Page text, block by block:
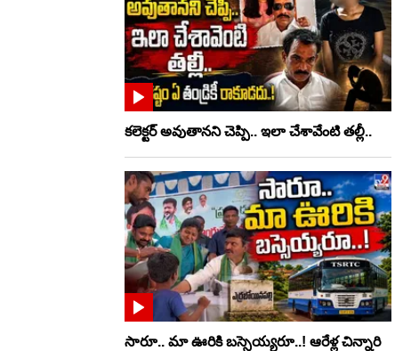
కలెక్టర్‌ అవుతానని చెప్పి.. ఇలా చేశావేంటి తల్లీ..
సారూ.. మా ఊరికి బస్సెయ్యరూ..! ఆరేళ్ల చిన్నారి